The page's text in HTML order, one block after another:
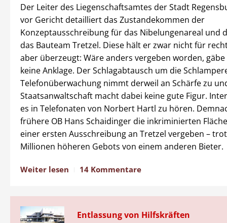
Der Leiter des Liegenschaftsamtes der Stadt
vor Gericht detailliert das Zustandekommen der
Konzeptausschreibung für das Nibelungenareal und
das Bauteam Tretzel. Diese hält er zwar nicht für
aber überzeugt: Wäre anders vergeben worden,
keine Anklage. Der Schlagabtausch um die
Telefonüberwachung nimmt derweil an Schärfe zu
Staatsanwaltschaft macht dabei keine gute Figur.
es in Telefonaten von Norbert Hartl zu hören.
frühere OB Hans Schaidinger die inkriminierten
einer ersten Ausschreibung an Tretzel vergeben –
Millionen höheren Gebots von einem anderen Bieter.
Weiter lesen 14 Kommentare
Entlassung von Hilfskräften